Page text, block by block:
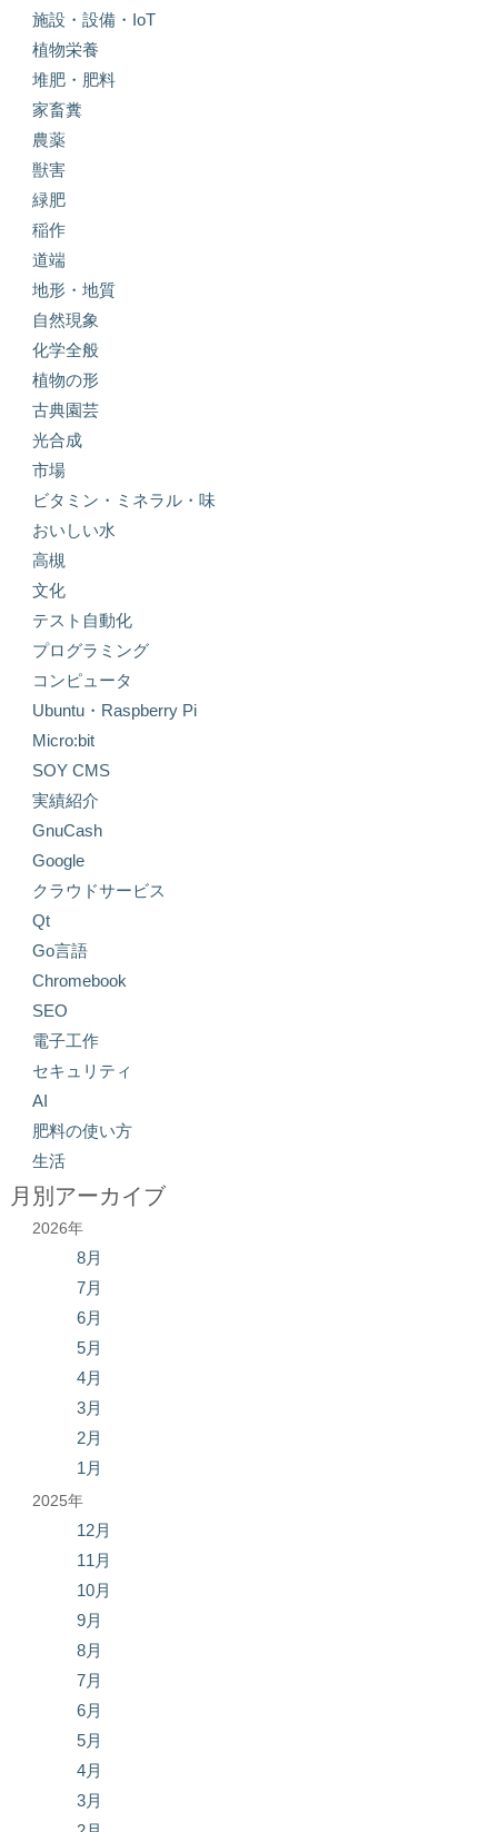
施設・設備・IoT
植物栄養
堆肥・肥料
家畜糞
農薬
獣害
緑肥
稲作
道端
地形・地質
自然現象
化学全般
植物の形
古典園芸
光合成
市場
ビタミン・ミネラル・味
おいしい水
高槻
文化
テスト自動化
プログラミング
コンピュータ
Ubuntu・Raspberry Pi
Micro:bit
SOY CMS
実績紹介
GnuCash
Google
クラウドサービス
Qt
Go言語
Chromebook
SEO
電子工作
セキュリティ
AI
肥料の使い方
生活
月別アーカイブ
2026年
8月
7月
6月
5月
4月
3月
2月
1月
2025年
12月
11月
10月
9月
8月
7月
6月
5月
4月
3月